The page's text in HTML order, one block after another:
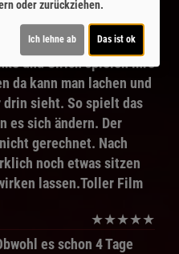
★★★★
und Ulrich spielen ihre
da kann man lachen und
drin sieht. So spielt das
es sich ändern. Der
gerechnet. Nach
noch etwas sitzen
lassen.Toller Film
★★★★★
es schon 4 Tage
oder zurückziehen.
Ich lehne ab Das ist ok